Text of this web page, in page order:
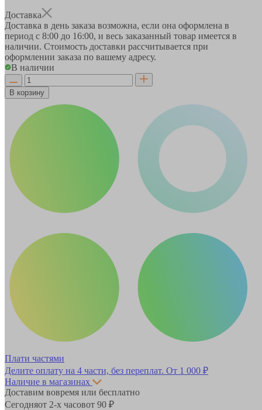
Доставка
Доставка в день заказа возможна, если она оформлена в
период с 8:00 до 16:00, и весь заказанный товар имеется в
наличии. Стоимость доставки рассчитывается при
оформлении заказа по вашему адресу.
В наличии
В корзину
Плати частями
Делите оплату на 4 части, без переплат. От 1 000 ₽
Наличие в магазинах
Доставим вовремя или бесплатно
Сегодняот 2-х часовот 90 ₽